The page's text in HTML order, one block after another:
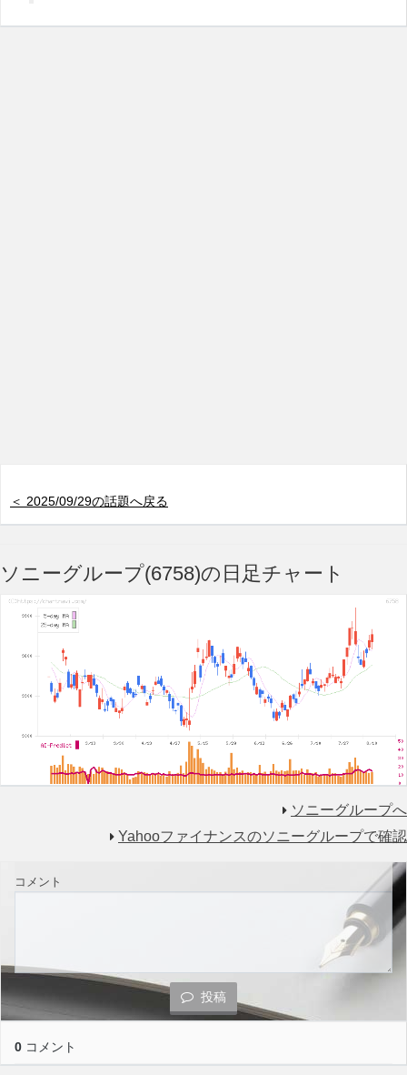
＜ 2025/09/29の話題へ戻る
ソニーグループ(6758)の日足チャート
ソニーグループへ
Yahooファイナンスのソニーグループで確認
コメント
投稿
0 コメント